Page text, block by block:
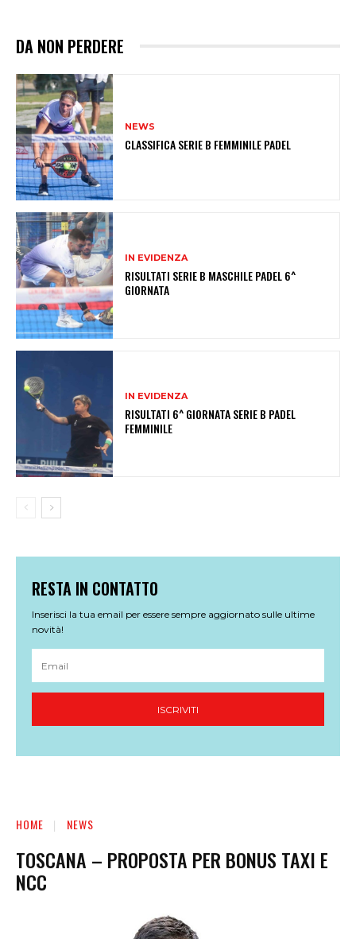
DA NON PERDERE
NEWS
CLASSIFICA SERIE B FEMMINILE PADEL
IN EVIDENZA
RISULTATI SERIE B MASCHILE PADEL 6^
GIORNATA
IN EVIDENZA
RISULTATI 6^ GIORNATA SERIE B PADEL
FEMMINILE
RESTA IN CONTATTO
Inserisci la tua email per essere sempre aggiornato sulle ultime
novità!
ISCRIVITI